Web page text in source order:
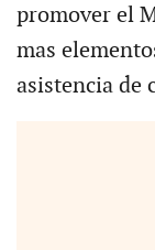
promover el
mas
asistencia de